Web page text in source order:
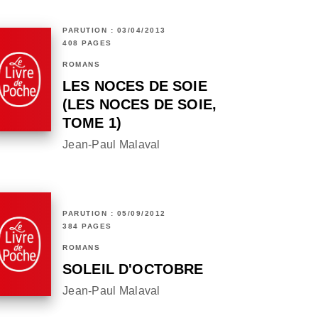
PARUTION : 03/04/2013
408 PAGES
ROMANS
LES NOCES DE SOIE
(LES NOCES DE SOIE,
TOME 1)
Jean-Paul Malaval
PARUTION : 05/09/2012
384 PAGES
ROMANS
SOLEIL D'OCTOBRE
Jean-Paul Malaval